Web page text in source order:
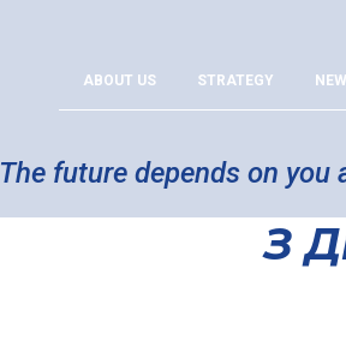
ABOUT US STRATEGY
The future depends on you
З